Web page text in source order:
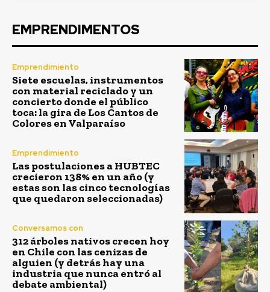
EMPRENDIMENTOS
Emprendimiento
Siete escuelas, instrumentos
con material reciclado y un
concierto donde el público
toca: la gira de Los Cantos de
Colores en Valparaíso
Emprendimiento
Las postulaciones a HUBTEC
crecieron 138% en un año (y
estas son las cinco tecnologías
que quedaron seleccionadas)
Conversamos con
312 árboles nativos crecen hoy
en Chile con las cenizas de
alguien (y detrás hay una
industria que nunca entró al
debate ambiental)